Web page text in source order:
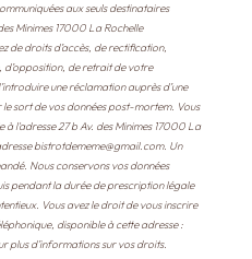
aux seuls destinataires
Minimes 17000 La Rochelle
de droits d’accès, de rectification,
de retrait de votre
une réclamation auprès d’une
sort de vos données post-mortem. Vous
l'adresse 27 b Av. des Minimes 17000 La
bistrotdememe@gmail.com. Un
Nous conservons vos données
pendant la durée de prescription légale
Vous avez le droit de vous inscrire
disponible à cette adresse :
plus d’informations sur vos droits.